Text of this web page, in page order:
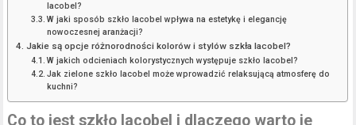
lacobel?
W jaki sposób szkło lacobel wpływa na estetykę i elegancję
nowoczesnej aranżacji?
Jakie są opcje różnorodności kolorów i stylów szkła lacobel?
W jakich odcieniach kolorystycznych występuje szkło lacobel?
Jak zielone szkło lacobel może wprowadzić relaksującą atmosferę do
kuchni?
Co to jest szkło lacobel i dlaczego warto je